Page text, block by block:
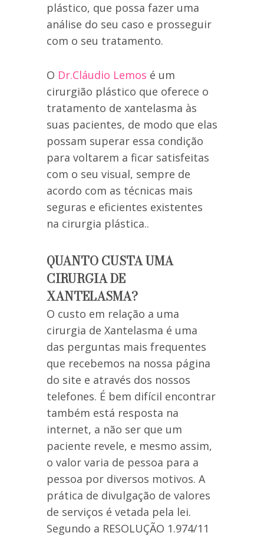
plástico, que possa fazer uma
análise do seu caso e prosseguir
com o seu tratamento.
O Dr.Cláudio Lemos é um
cirurgião plástico que oferece o
tratamento de xantelasma às
suas pacientes, de modo que elas
possam superar essa condição
para voltarem a ficar satisfeitas
com o seu visual, sempre de
acordo com as técnicas mais
seguras e eficientes existentes
na cirurgia plástica..
QUANTO CUSTA UMA
CIRURGIA DE
XANTELASMA?
O custo em relação a uma
cirurgia de Xantelasma é uma
das perguntas mais frequentes
que recebemos na nossa página
do site e através dos nossos
telefones. É bem difícil encontrar
também está resposta na
internet, a não ser que um
paciente revele, e mesmo assim,
o valor varia de pessoa para a
pessoa por diversos motivos. A
prática de divulgação de valores
de serviços é vetada pela lei.
Segundo a RESOLUÇÃO 1.974/11